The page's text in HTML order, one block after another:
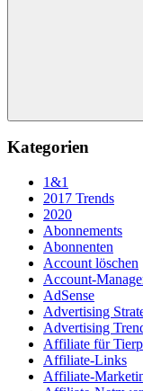
Kategorien
1&1
2017 Trends
2020
Abonnements
Abonnenten
Account löschen
Account-
AdSense
Advertising
Advertising
Affiliate für
Affiliate-Links
Affiliate-